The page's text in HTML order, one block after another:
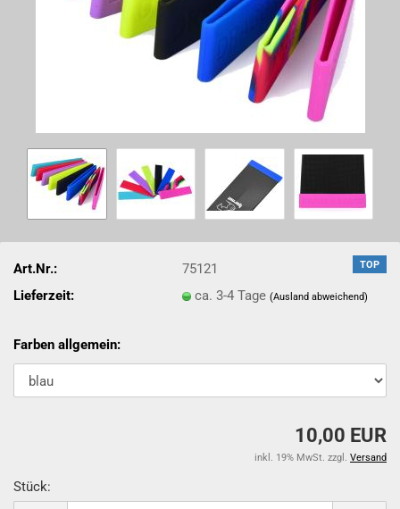
TOP
Art.Nr.:
75121
Lieferzeit:
ca. 3-4 Tage(Ausland abweichend)
Farben allgemein:
10,00 EUR
inkl. 19% MwSt. zzgl. Versand
Stück: